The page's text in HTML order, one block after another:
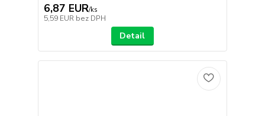
6,87 EUR/ks
5,59 EUR bez DPH
Detail